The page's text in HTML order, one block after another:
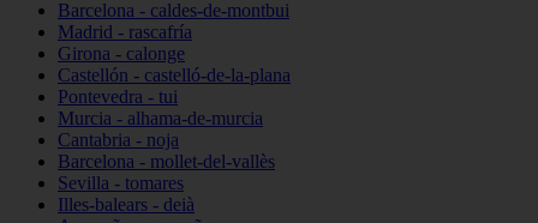
Barcelona - caldes-de-montbui
Madrid - rascafría
Girona - calonge
Castellón - castelló-de-la-plana
Pontevedra - tui
Murcia - alhama-de-murcia
Cantabria - noja
Barcelona - mollet-del-vallès
Sevilla - tomares
Illes-balears - deià